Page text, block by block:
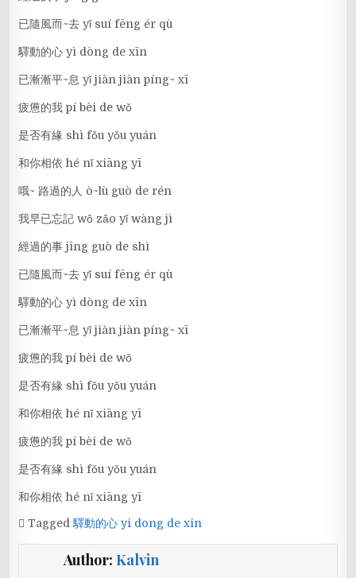
已隨風而~去 yǐ suí fēng ér qù
驛動的心 yì dòng de xīn
已漸漸平~息 yǐ jiàn jiàn píng~ xī
疲憊的我 pí bèi de wǒ
是否有緣 shì fǒu yǒu yuán
和你相依 hé nǐ xiāng yī
哦~ 路過的人 ò~lù guò de rén
我早已忘記 wǒ zǎo yǐ wàng jì
經過的事 jīng guò de shì
已隨風而~去 yǐ suí fēng ér qù
驛動的心 yì dòng de xīn
已漸漸平~息 yǐ jiàn jiàn píng~ xī
疲憊的我 pí bèi de wǒ
是否有緣 shì fǒu yǒu yuán
和你相依 hé nǐ xiāng yī
疲憊的我 pí bèi de wǒ
是否有緣 shì fǒu yǒu yuán
和你相依 hé nǐ xiāng yī
Tagged驛動的心 yi dong de xin
Author: Kalvin